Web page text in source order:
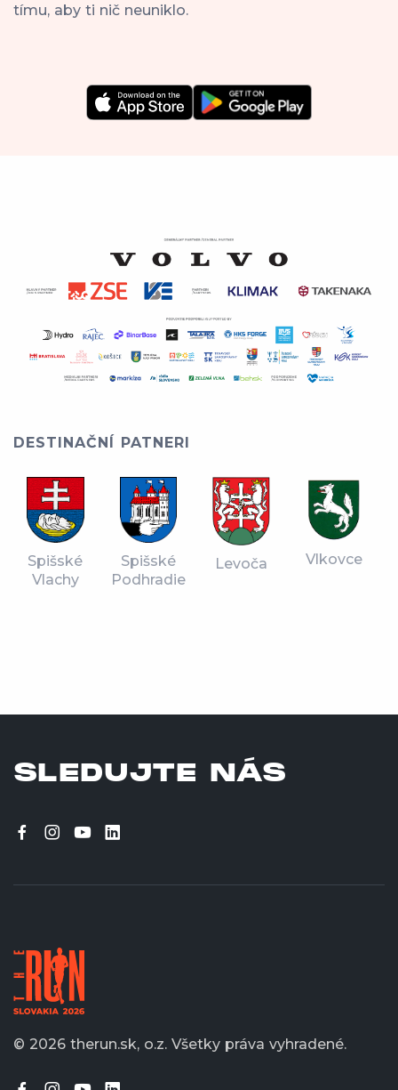
tímu, aby ti nič neuniklo.
DESTINAČNÍ PATNERI
Spišské
Vlachy
Spišské
Podhradie
Levoča Vlkovce
SLEDUJTE NÁS
© 2026 therun.sk, o.z. Všetky práva vyhradené.